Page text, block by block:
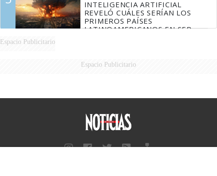
INTELIGENCIA ARTIFICIAL
REVELÓ CUÁLES SERÍAN LOS
PRIMEROS PAÍSES
LATINOAMERICANOS EN SER
Espacio Publicitario
Espacio Publicitario